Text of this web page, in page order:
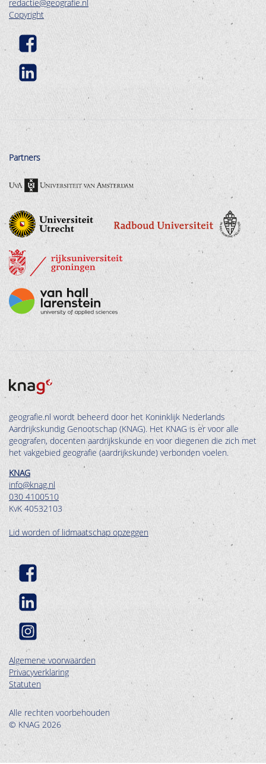
redactie@geografie.nl
Copyright
Partners
geografie.nl wordt beheerd door het Koninklijk Nederlands
Aardrijkskundig Genootschap (KNAG). Het KNAG is er voor alle
geografen, docenten aardrijkskunde en voor diegenen die zich met
het vakgebied geografie (aardrijkskunde) verbonden voelen.
KNAG
info@knag.nl
030 4100510
KvK 40532103
Lid worden of lidmaatschap opzeggen
Algemene voorwaarden
Privacyverklaring
Statuten
Alle rechten voorbehouden
© KNAG 2026